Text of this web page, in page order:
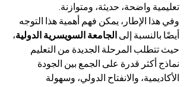
تعليمية واضحة، حديثة، ومتوازنة.
وفي هذا الإطار، يمكن فهم أهمية هذا التوجه
أيضًا بالنسبة إلى الجامعة السويسرية الدولية،
حيث تتطلب المرحلة الجديدة من التعليم
نماذج أكثر قدرة على الجمع بين الجودة
الأكاديمية، والانفتاح الدولي، وسهولة